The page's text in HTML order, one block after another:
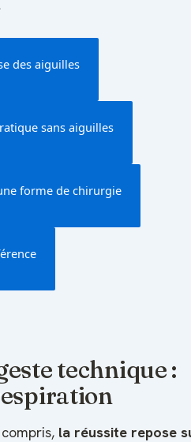
des aiguilles
sans aiguilles
forme de chirurgie
technique :
la réussite repose